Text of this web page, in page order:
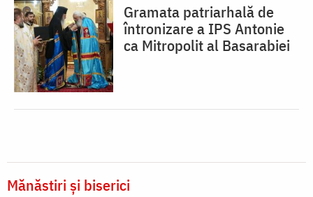
Gramata patriarhală de
întronizare a IPS Antonie
ca Mitropolit al Basarabiei
Mănăstiri și biserici